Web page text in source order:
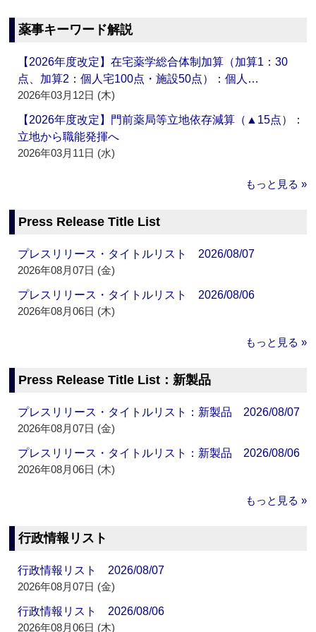
薬事キーワード解説
【2026年度改定】在宅薬学総合体制加算（加算1：30
点、加算2：個人宅100点・施設50点）：個人…
2026年03月12日 (木)
【2026年度改定】門前薬局等立地依存減算（▲15点）：
立地から職能発揮へ
2026年03月11日 (水)
もっと見る »
Press Release Title List
プレスリリース・タイトルリスト 2026/08/07
2026年08月07日 (金)
プレスリリース・タイトルリスト 2026/08/06
2026年08月06日 (木)
もっと見る »
Press Release Title List：新製品
プレスリリース・タイトルリスト：新製品 2026/08/07
2026年08月07日 (金)
プレスリリース・タイトルリスト：新製品 2026/08/06
2026年08月06日 (木)
もっと見る »
行政情報リスト
行政情報リスト 2026/08/07
2026年08月07日 (金)
行政情報リスト 2026/08/06
2026年08月06日 (木)